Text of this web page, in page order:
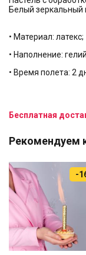
Белый зеркальный
• Материал: латекс;
• Наполнение: гелий
• Время полета: 2
Бесплатная
Рекомендуем
-